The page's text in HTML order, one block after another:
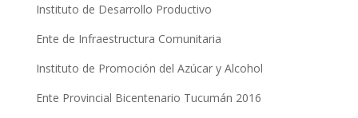
Instituto de Desarrollo Productivo
Ente de Infraestructura Comunitaria
Instituto de Promoción del Azúcar y Alcohol
Ente Provincial Bicentenario Tucumán 2016